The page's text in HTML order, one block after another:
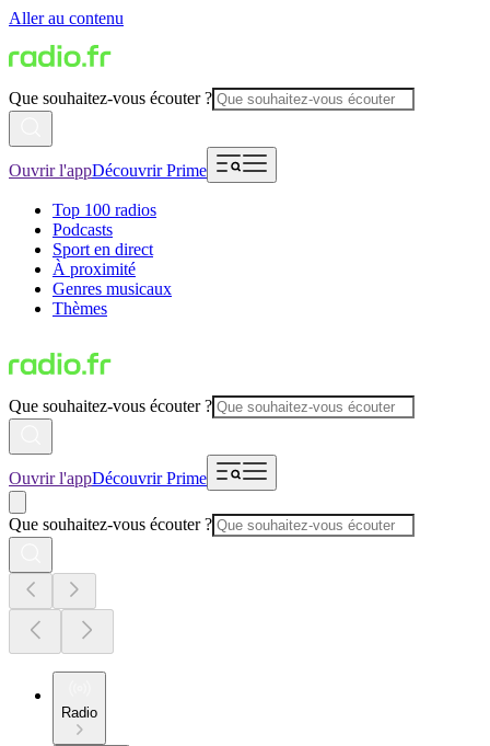
Aller au contenu
Que souhaitez-vous écouter ?
Ouvrir l'appDécouvrir Prime
Top 100 radios
Podcasts
Sport en direct
À proximité
Genres musicaux
Thèmes
Que souhaitez-vous écouter ?
Ouvrir l'appDécouvrir Prime
Que souhaitez-vous écouter ?
Radio